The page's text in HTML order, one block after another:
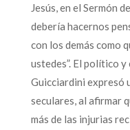
Jesús, en el Sermón
debería hacernos
con los demás como
ustedes”. El político
Guicciardini expresó
seculares, al afirmar
más de las injurias